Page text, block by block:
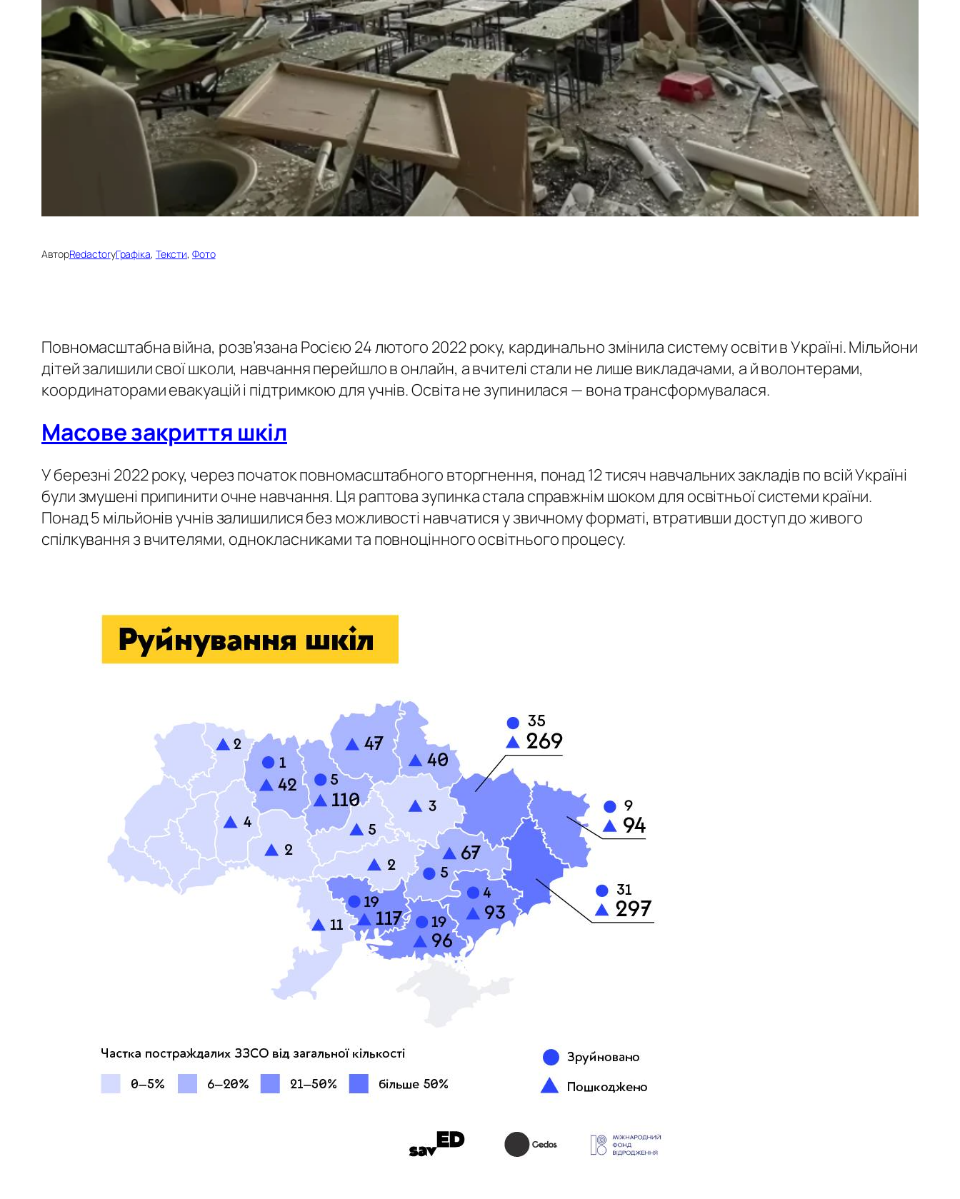
АвторRedactorуГрафіка, Тексти, Фото
Повномасштабна війна, розв’язана Росією 24 лютого 2022 року, кардинально змінила систему освіти в Україні. Мільйони
дітей залишили свої школи, навчання перейшло в онлайн, а вчителі стали не лише викладачами, а й волонтерами,
координаторами евакуацій і підтримкою для учнів. Освіта не зупинилася — вона трансформувалася.
Масове закриття шкіл
У березні 2022 року, через початок повномасштабного вторгнення, понад 12 тисяч навчальних закладів по всій Україні
були змушені припинити очне навчання. Ця раптова зупинка стала справжнім шоком для освітньої системи країни.
Понад 5 мільйонів учнів залишилися без можливості навчатися у звичному форматі, втративши доступ до живого
спілкування з вчителями, однокласниками та повноцінного освітнього процесу.